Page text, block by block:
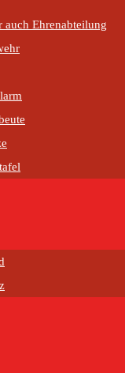
auch Ehrenabteilung